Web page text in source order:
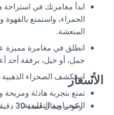
ابدأ مغامرتك في استراحة
الحمراء، واستمتع
المنعشة.
انطلق في مغامرة مميزة
جمل، أو خيل، برفقة أحد
استكشف الصحراء الذهبية
تمتع بتجربة هادئة
الصحراوية التقليدية.
الأسعار
ركوب جمال لمدة 30 دقيقة بسعر 100 ريال سعودي.